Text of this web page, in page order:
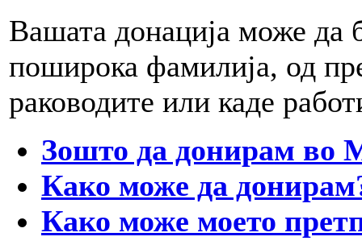
Вашата донација може да
поширока фамилија, од
раководите или каде
Зошто да донирам
Како може да
Како може моето